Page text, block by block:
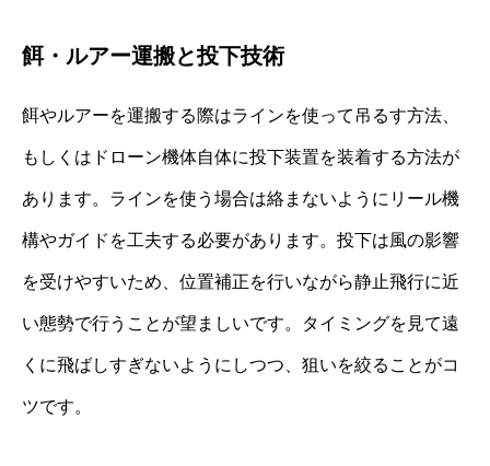
餌・ルアー運搬と投下技術
餌やルアーを運搬する際はラインを使って吊るす方法、
もしくはドローン機体自体に投下装置を装着する方法が
あります。ラインを使う場合は絡まないようにリール機
構やガイドを工夫する必要があります。投下は風の影響
を受けやすいため、位置補正を行いながら静止飛行に近
い態勢で行うことが望ましいです。タイミングを見て遠
くに飛ばしすぎないようにしつつ、狙いを絞ることがコ
ツです。